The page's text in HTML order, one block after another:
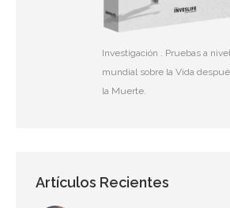
Investigación . Pruebas a nivel
mundial sobre la Vida
la Muerte.
Artículos Recientes